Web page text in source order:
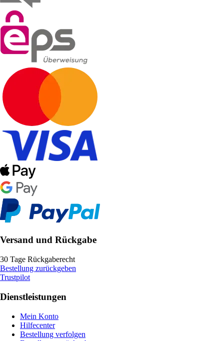
Versand und Rückgabe
30 Tage Rückgaberecht
Bestellung zurückgeben
Trustpilot
Dienstleistungen
Mein Konto
Hilfecenter
Bestellung verfolgen